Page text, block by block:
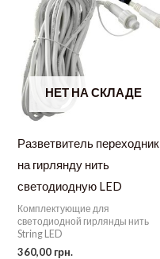
НЕТ НА СКЛАДЕ
Разветвитель переходник
на гирлянду нить
светодиодную LED
Комплектующие для
светодиодной гирлянды нить
String LED
360,00 грн.